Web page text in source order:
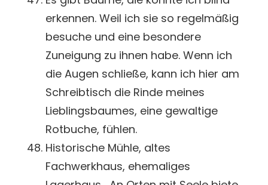
erkennen. Weil ich sie so regelmäßig
besuche und eine besondere
Zuneigung zu ihnen habe. Wenn ich
die Augen schließe, kann ich hier am
Schreibtisch die Rinde meines
Lieblingsbaumes, eine gewaltige
Rotbuche, fühlen.
Historische Mühle, altes
Fachwerkhaus, ehemaliges